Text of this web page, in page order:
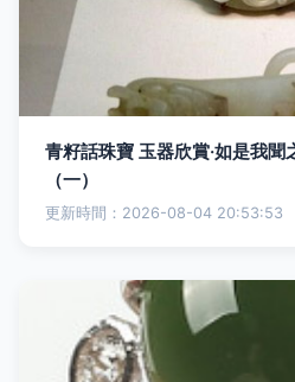
青籽話珠寶 玉器欣賞·如是我聞
（一）
更新時間：2026-08-04 20:53:53